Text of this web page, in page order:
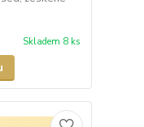
Skladem 8 ks